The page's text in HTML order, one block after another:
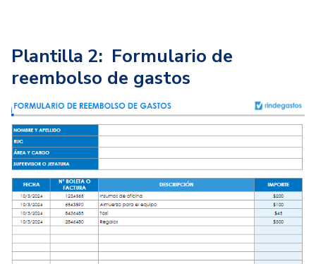
Plantilla 2: Formulario de
reembolso de gastos